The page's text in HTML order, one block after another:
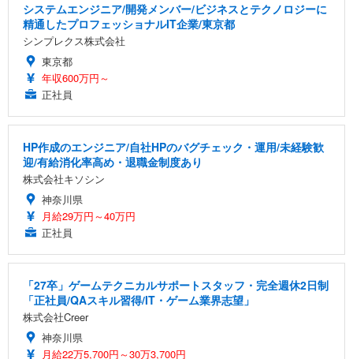
システムエンジニア/開発メンバー/ビジネスとテクノロジーに
精通したプロフェッショナルIT企業/東京都
シンプレクス株式会社
東京都
年収600万円～
正社員
HP作成のエンジニア/自社HPのバグチェック・運用/未経験歓
迎/有給消化率高め・退職金制度あり
株式会社キソシン
神奈川県
月給29万円～40万円
正社員
「27卒」ゲームテクニカルサポートスタッフ・完全週休2日制
「正社員/QAスキル習得/IT・ゲーム業界志望」
株式会社Creer
神奈川県
月給22万5,700円～30万3,700円